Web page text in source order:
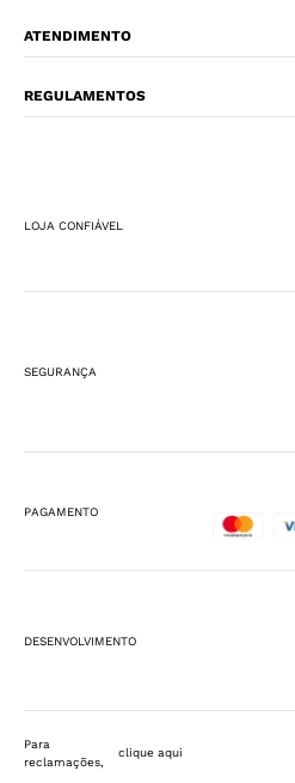
ATENDIMENTO
REGULAMENTOS
LOJA CONFIÁVEL
SEGURANÇA
PAGAMENTO
DESENVOLVIMENTO
Para
reclamações,
clique aqui